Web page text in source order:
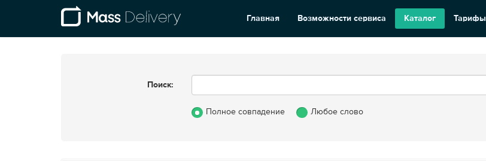
Главная Возможности сервиса Каталог Тарифы
Поиск:
Полное совпадение Любое слово